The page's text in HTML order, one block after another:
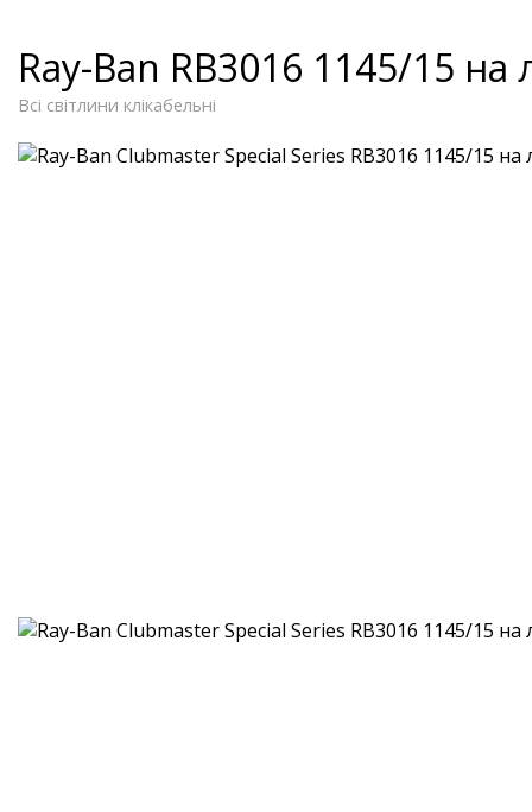
Ray-Ban RB3016 1145/15 на
Всі світлини клікабельні